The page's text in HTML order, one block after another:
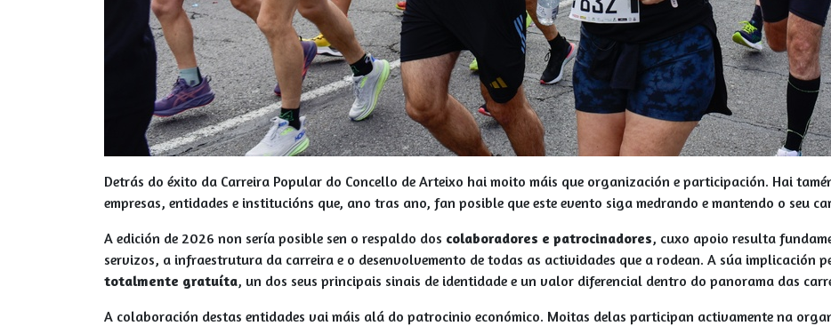
Detrás do éxito da Carreira Popular do Concello de Arteixo hai moito máis que organización e participación. Hai
empresas, entidades e institucións que, ano tras ano, fan posible que este evento siga medrando e mantendo o seu
A edición de 2026 non sería posible sen o respaldo dos colaboradores e patrocinadores, cuxo apoio resulta
servizos, a infraestrutura da carreira e o desenvolvemento de todas as actividades que a rodean. A súa implicación
totalmente gratuíta, un dos seus principais sinais de identidade e un valor diferencial dentro do panorama das
A colaboración destas entidades vai máis alá do patrocinio económico. Moitas delas participan activamente na